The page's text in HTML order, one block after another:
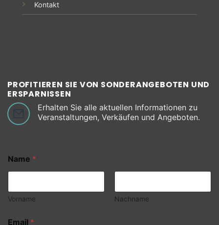
Kontakt
PROFITIEREN SIE VON SONDERANGEBOTEN UND
ERSPARNISSEN
Erhalten Sie alle aktuellen Informationen zu
Veranstaltungen, Verkäufen und Angeboten.
Name *
Vorname Nachname
Email *